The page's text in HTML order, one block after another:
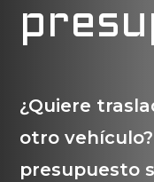
¿Quiere
otro vehículo?
presupuesto